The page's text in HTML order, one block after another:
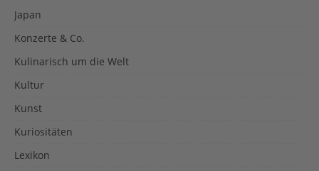
Japan
Konzerte & Co.
Kulinarisch um die Welt
Kultur
Kunst
Kuriositäten
Lexikon